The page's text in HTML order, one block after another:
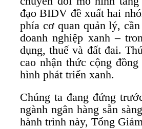
đạo BIDV đề xuất hai
phía cơ quan quản lý,
doanh nghiệp xanh –
dụng, thuế và đất đai.
cao nhận thức cộng
hình phát triển xanh.
Chúng ta đang đứng
ngành ngân hàng sẵn
hành trình này, Tổng